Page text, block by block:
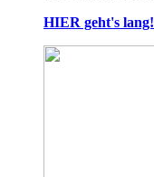
HIER geht's lang!